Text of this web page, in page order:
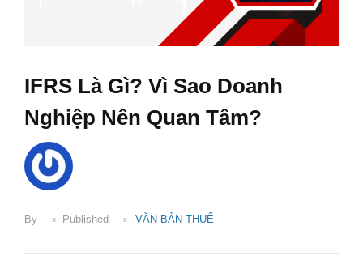
IFRS Là Gì? Vì Sao Doanh
Nghiệp Nên Quan Tâm?
By Published VĂN BẢN THUẾ